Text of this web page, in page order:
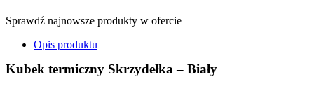
Sprawdź najnowsze produkty w ofercie
Opis produktu
Kubek termiczny Skrzydełka – Biały